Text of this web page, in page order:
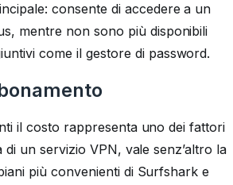
consente di accedere a un
mentre non sono più disponibili
come il gestore di password.
il costo rappresenta uno dei fattori
un servizio VPN, vale senz’altro la
più convenienti di Surfshark e